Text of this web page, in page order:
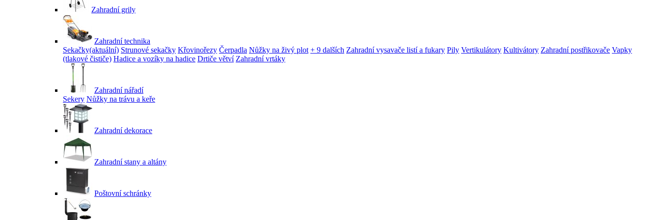
Zahradní grily
Zahradní technika
Sekačky(aktuální) Strunové sekačky Křovinořezy Čerpadla Nůžky na živý plot + 9 dalších Zahradní vysavače listí a fukary Pily Vertikulátory Kultivátory Zahradní postřikovače Vapky
(tlakové čističe) Hadice a vozíky na hadice Drtiče větví Zahradní vrtáky
Zahradní nářadí
Sekery Nůžky na trávu a keře
Zahradní dekorace
Zahradní stany a altány
Poštovní schránky